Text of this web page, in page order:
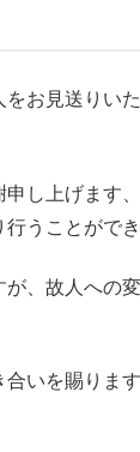
お見送りい
し上げます
うことができ
、故人への
いを賜りま